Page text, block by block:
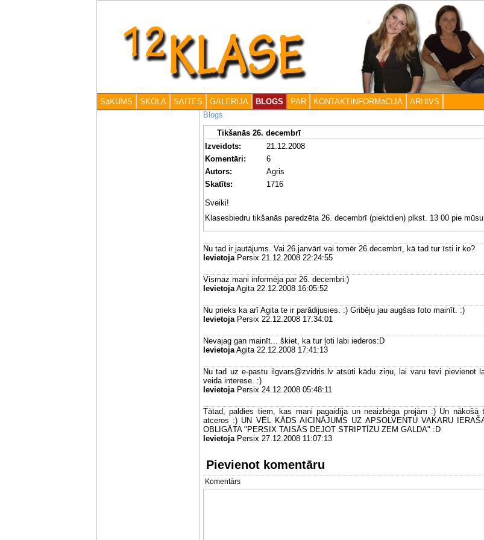
SāKUMS SKOLA SAITES GALERIJA BLOGS PAR KONTAKTINFORMāCIJA
ARHīVS
Blogs
Tikšanās 26. decembrī
Izveidots:
21.12.2008
Komentāri:
6
Autors:
Agris
Skatīts:
1716
Sveiki!
Klasesbiedru tikšanās paredzēta 26. decembrī (piektdien) plkst. 13 00 pie
Nu tad ir jautājums. Vai 26.janvārī vai tomēr 26.decembrī, kā tad tur īsti ir ko?
IevietojaPersix 21.12.2008 22:24:55
Vismaz mani informēja par 26. decembri:)
IevietojaAgita 22.12.2008 16:05:52
Nu prieks ka arī Agita te ir parādijusies. :) Gribēju jau augšas foto mainīt. :)
IevietojaPersix 22.12.2008 17:34:01
Nevajag gan mainīt... škiet, ka tur ļoti labi iederos:D
IevietojaAgita 22.12.2008 17:41:13
Nu tad uz e-pastu ilgvars@zvidris.lv atsūti kādu ziņu, lai varu tevi pievienot
veida interese. :)
IevietojaPersix 24.12.2008 05:48:11
Tātad, paldies tiem, kas mani pagaidīja un neaizbēga projām :) Un nākošā
atceros :) UN VĒL KĀDS AICINĀJUMS UZ APSOLVENTU VAKARU
OBLIGĀTA "PERSIX TAISĀS DEJOT STRIPTĪZU ZEM GALDA" :D
IevietojaPersix 27.12.2008 11:07:13
Pievienot komentāru
Komentārs